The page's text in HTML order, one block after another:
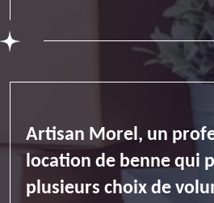
Artisan Morel, un
location de benne qui
plusieurs choix de